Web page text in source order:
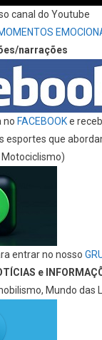
canal do Youtube
narrações
no FACEBOOKe
esportes que
Motociclismo)
entrar no nosso
e
Mundo das